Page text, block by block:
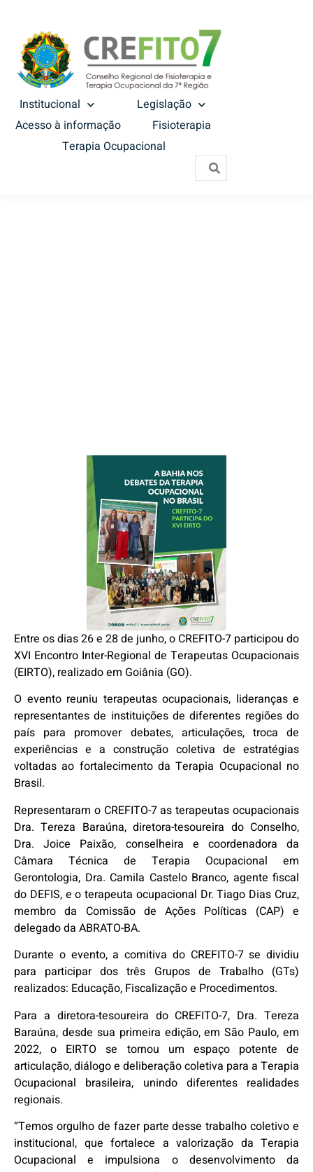
Institucional
Legislação
Acesso à informação
Fisioterapia
Terapia Ocupacional
Entre os dias 26 e 28 de junho, o CREFITO-7 participou do
XVI Encontro Inter-Regional de Terapeutas Ocupacionais
(EIRTO), realizado em Goiânia (GO).
O evento reuniu terapeutas ocupacionais, lideranças e
representantes de instituições de diferentes regiões do
país para promover debates, articulações, troca de
experiências e a construção coletiva de estratégias
voltadas ao fortalecimento da Terapia Ocupacional no
Brasil.
Representaram o CREFITO-7 as terapeutas ocupacionais
Dra. Tereza Baraúna, diretora-tesoureira do Conselho,
Dra. Joice Paixão, conselheira e coordenadora da
Câmara Técnica de Terapia Ocupacional em
Gerontologia, Dra. Camila Castelo Branco, agente fiscal
do DEFIS, e o terapeuta ocupacional Dr. Tiago Dias Cruz,
membro da Comissão de Ações Políticas (CAP) e
delegado da ABRATO-BA.
Durante o evento, a comitiva do CREFITO-7 se dividiu
para participar dos três Grupos de Trabalho (GTs)
realizados: Educação, Fiscalização e Procedimentos.
Para a diretora-tesoureira do CREFITO-7, Dra. Tereza
Baraúna, desde sua primeira edição, em São Paulo, em
2022, o EIRTO se tornou um espaço potente de
articulação, diálogo e deliberação coletiva para a Terapia
Ocupacional brasileira, unindo diferentes realidades
regionais.
“Temos orgulho de fazer parte desse trabalho coletivo e
institucional, que fortalece a valorização da Terapia
Ocupacional e impulsiona o desenvolvimento da